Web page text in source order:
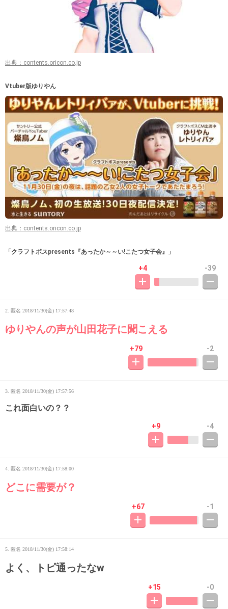
出典：contents.oricon.co.jp
Vtuber版ゆりやん
出典：contents.oricon.co.jp
「クラフトボスpresents『あったか～～い!こたつ女子会』」
+4 -39
2. 匿名 2018/11/30(金) 17:57:48
ゆりやんの声が山田花子に聞こえる
+79 -2
3. 匿名 2018/11/30(金) 17:57:56
これ面白いの？？
+9 -4
4. 匿名 2018/11/30(金) 17:58:00
どこに需要が？
+67 -1
5. 匿名 2018/11/30(金) 17:58:14
よく、トピ通ったなw
+15 -0